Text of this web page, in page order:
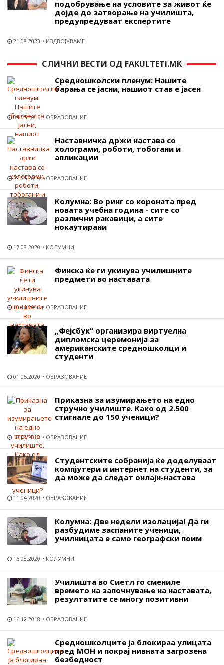
подобрување на условите за живот ќе
дојде до затворање на училишта,
предупредуваат експертите
21.08.2023 ИЗДВОЈУВАМЕ
СЛИЧНИ ВЕСТИ ОД FAKULTETI.MK
Средношколски пленум: Нашите
барања се јасни, нашиот став е јасен
04.05.2015 ОБРАЗОВАНИЕ
Наставничка држи настава со
холограми, роботи, тобогани и
апликации
21.05.2019 ОБРАЗОВАНИЕ
Колумна: Во ринг со короната пред
новата учебна година - сите со
различни ракавици, а сите
нокаутирани
17.08.2020 КОЛУМНИ
Финска ќе ги укинува училишните
предмети во наставата
10.11.2016 ОБРАЗОВАНИЕ
„Фејсбук“ организира виртуелна
дипломска церемонија за
американските средношколци и
студенти
01.05.2020 ОБРАЗОВАНИЕ
Приказна за изумирањето на едно
стручно училиште. Како од 2.500
стигнале до 150 ученици?
10.09.2018 ОБРАЗОВАНИЕ
Студентските собранија ќе доделуваат
компјутери и интернет на студенти, за
да може да следат онлајн-настава
11.04.2020 ОБРАЗОВАНИЕ
Колумна: Две недели изолација! Да ги
разбудиме заспаните ученици,
училницата е само географски поим
16.03.2020 КОЛУМНИ
Училишта во Сиетл го смениле
времето на започнување на наставата,
резултатите се многу позитивни
16.12.2018 ОБРАЗОВАНИЕ
Средношколците ја блокираа улицата
пред МОН и покрај нивната загрозена
безбедност